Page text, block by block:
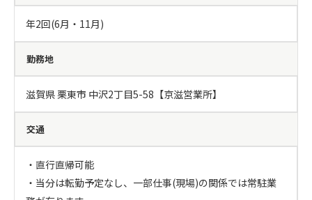
年2回(6月・11月)
勤務地
滋賀県 栗東市 中沢2丁目5-58【京滋営業所】
交通
・直行直帰可能
・当分は転勤予定なし、一部仕事(現場)の関係では常駐業